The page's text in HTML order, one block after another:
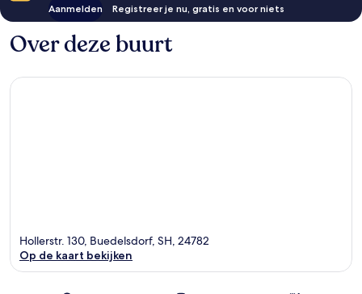
Aanmelden Registreer je nu, gratis en voor niets
Over deze buurt
Hollerstr. 130, Buedelsdorf, SH, 24782
Op de kaart bekijken